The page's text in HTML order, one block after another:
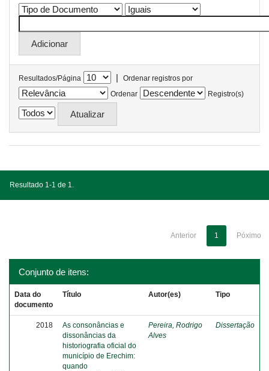
Resultados/Página |
Ordenar registros por
Ordenar
Registro(s)
Resultado 1-1 de 1.
Anterior 1 Póximo
Conjunto de itens:
Data do
documento
Título Autor(es) Tipo
2018
As consonâncias e
dissonâncias da
historiografia oficial do
município de Erechim:
quando
Pereira, Rodrigo
Alves
Dissertação